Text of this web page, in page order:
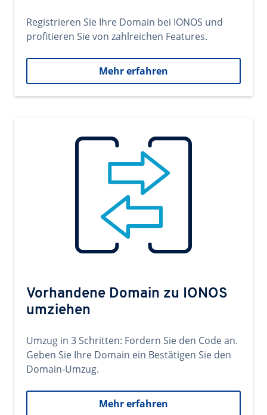
Registrieren Sie Ihre Domain bei IONOS und
profitieren Sie von zahlreichen Features.
Mehr erfahren
Vorhandene Domain zu IONOS
umziehen
Umzug in 3 Schritten: Fordern Sie den Code an.
Geben Sie Ihre Domain ein Bestätigen Sie den
Domain-Umzug.
Mehr erfahren